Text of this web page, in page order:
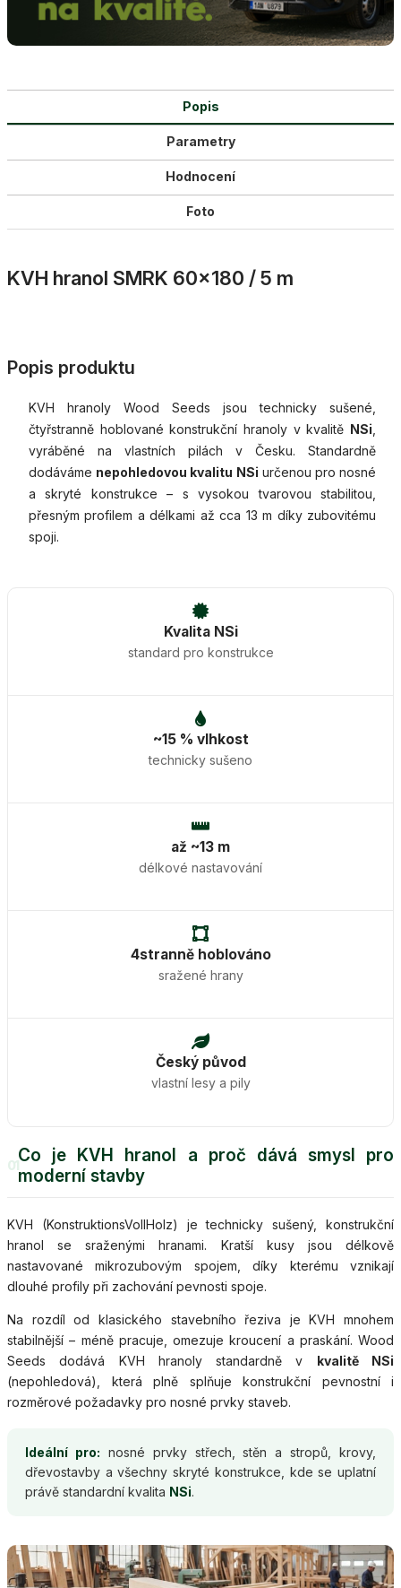
Popis
Parametry
Hodnocení
Foto
KVH hranol SMRK 60×180 / 5 m
Popis produktu
KVH hranoly Wood Seeds jsou technicky sušené,
čtyřstranně hoblované konstrukční hranoly v kvalitě NSi
vyráběné na vlastních pilách v Česku. Standardně
dodáváme nepohledovou kvalitu NSi určenou pro nosné
a skryté konstrukce – s vysokou tvarovou stabilitou,
přesným profilem a délkami až cca 13 m díky zubovitému
spoji.
Kvalita NSi
standard pro konstrukce
~15 % vlhkost
technicky sušeno
až ~13 m
délkové nastavování
4stranně hoblováno
sražené hrany
Český původ
vlastní lesy a pily
01Co je KVH hranol a proč dává smysl pro
moderní stavby
KVH (KonstruktionsVollHolz) je technicky sušený, konstrukční
hranol se sraženými hranami. Kratší kusy jsou délkově
nastavované mikrozubovým spojem, díky kterému vznikají
dlouhé profily při zachování pevnosti spoje.
Na rozdíl od klasického stavebního řeziva je KVH mnohem
stabilnější – méně pracuje, omezuje kroucení a praskání. Wood
Seeds dodává KVH hranoly standardně v kvalitě NSi
(nepohledová), která plně splňuje konstrukční pevnostní i
rozměrové požadavky pro nosné prvky staveb.
Ideální pro: nosné prvky střech, stěn a stropů, krovy,
dřevostavby a všechny skryté konstrukce, kde se uplatní
právě standardní kvalita NSi.